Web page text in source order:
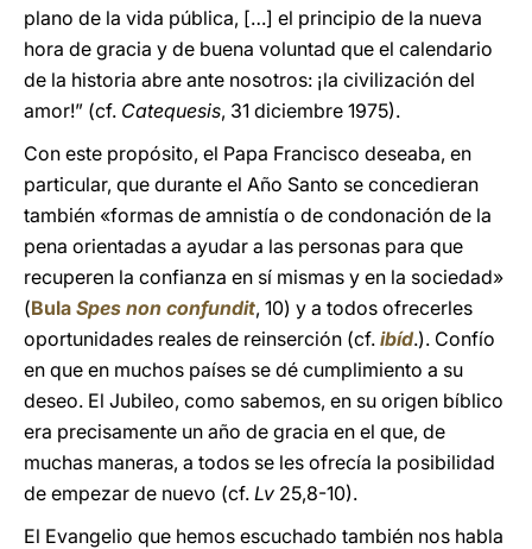
plano de la vida pública, […] el principio de la nueva
hora de gracia y de buena voluntad que el calendario
de la historia abre ante nosotros: ¡la civilización del
amor!” (cf. Catequesis, 31 diciembre 1975).
Con este propósito, el Papa Francisco deseaba, en
particular, que durante el Año Santo se concedieran
también «formas de amnistía o de condonación de la
pena orientadas a ayudar a las personas para que
recuperen la confianza en sí mismas y en la sociedad»
(Bula Spes non confundit, 10) y a todos ofrecerles
oportunidades reales de reinserción (cf. ibíd.). Confío
en que en muchos países se dé cumplimiento a su
deseo. El Jubileo, como sabemos, en su origen bíblico
era precisamente un año de gracia en el que, de
muchas maneras, a todos se les ofrecía la posibilidad
de empezar de nuevo (cf. Lv 25,8-10).
El Evangelio que hemos escuchado también nos habla